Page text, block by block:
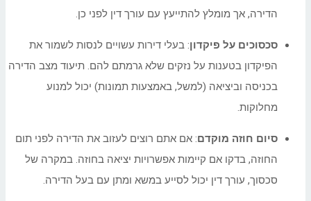
הדירה, אך מומלץ להתייעץ עם עורך דין לפני כן.
סכסוכים על פיקדון: בעלי דירות עשויים לנסות לשמור את
הפיקדון בטענות על נזקים שלא גרמתם להם. תיעוד מצב הדירה
בכניסה וביציאה (למשל, באמצעות תמונות) יכול למנוע
מחלוקות.
סיום חוזה מוקדם: אם אתם רוצים לעזוב את הדירה לפני תום
החוזה, בדקו אם קיימות אפשרויות יציאה בחוזה. במקרה של
סכסוך, עורך דין יכול לסייע במשא ומתן עם בעל הדירה.